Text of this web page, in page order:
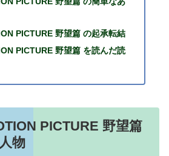
PICTURE 野望篇 の起承転結
PICTURE 野望篇 を読んだ読
PICTURE 野望篇
物